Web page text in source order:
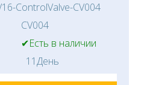
ControlValve-CV004
CV004
✔Есть в наличии
11День